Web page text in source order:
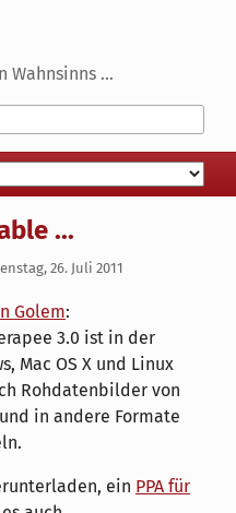
Wahnsinns ...
...
26. Juli 2011
Golem:
3.0 ist in der
Mac OS X und Linux
Rohdatenbilder von
in andere Formate
ein PPA für